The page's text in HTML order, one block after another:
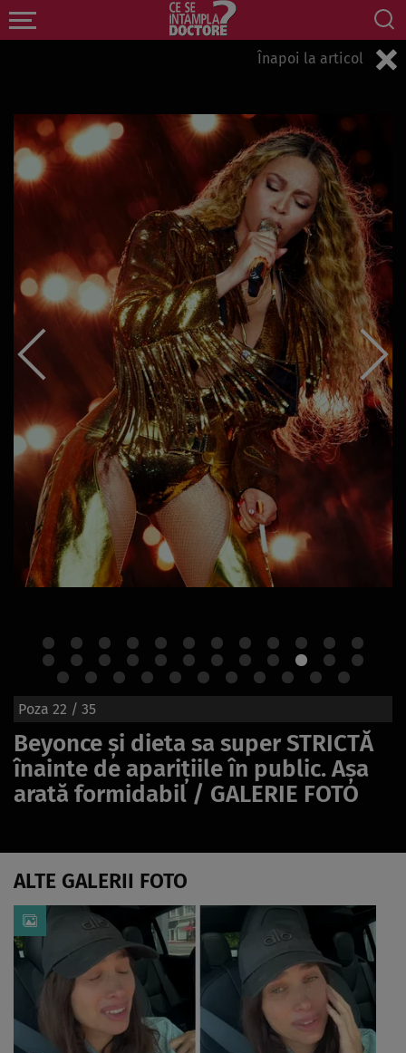
Înapoi la articol
Poza 22 / 35
Beyonce și dieta sa super STRICTĂ
înainte de aparițiile în public. Așa
arată formidabil / GALERIE FOTO
ALTE GALERII FOTO